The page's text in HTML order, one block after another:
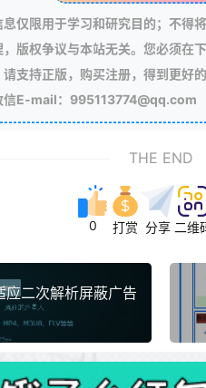
仅限用于学习和研究目的；不得
版权争议与本站无关。您必须在
支持正版，购买注册，得到更好
信E-mail：995113774@qq.com
THE END
0 打赏 分享 二维
二次解析屏蔽广告